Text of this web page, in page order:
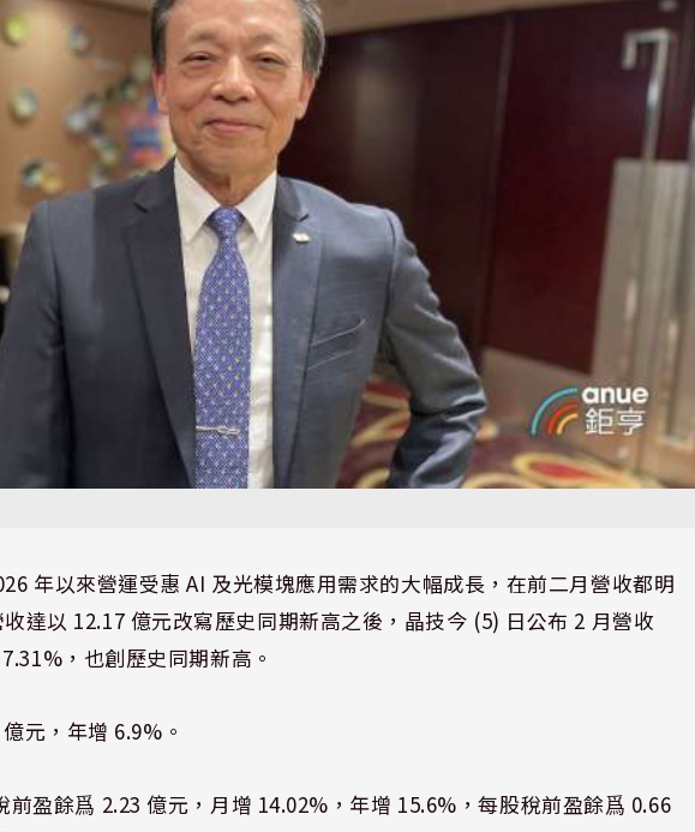
年以來營運受惠 AI 及光模塊應用需求的大幅成長，在前二月營收都明
達以 12.17 億元改寫歷史同期新高之後，晶技今 (5) 日公布 2 月營收
，也創歷史同期新高。
元，年增 6.9%。
前盈餘爲 2.23 億元，月增 14.02%，年增 15.6%，每股稅前盈餘爲 0.66